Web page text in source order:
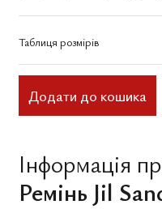
Таблиця розмірів
Додати до кошика
Інформація
Ремінь Jil